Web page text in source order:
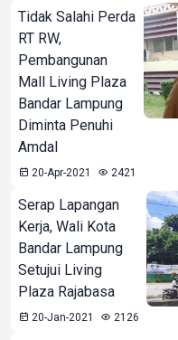
Tidak Salahi Perda
RT RW,
Pembangunan
Mall Living Plaza
Bandar Lampung
Diminta Penuhi
Amdal
20-Apr-2021 2421
Serap Lapangan
Kerja, Wali Kota
Bandar Lampung
Setujui Living
Plaza Rajabasa
20-Jan-2021 2126